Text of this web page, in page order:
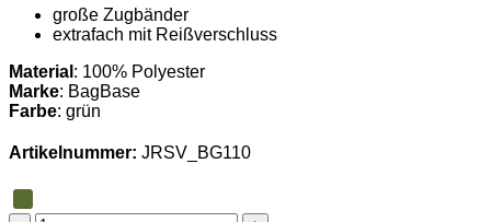
große Zugbänder
extrafach mit Reißverschluss
Material : 100% Polyester
Marke: BagBase
Farbe: grün
Artikelnummer: JRSV_BG110